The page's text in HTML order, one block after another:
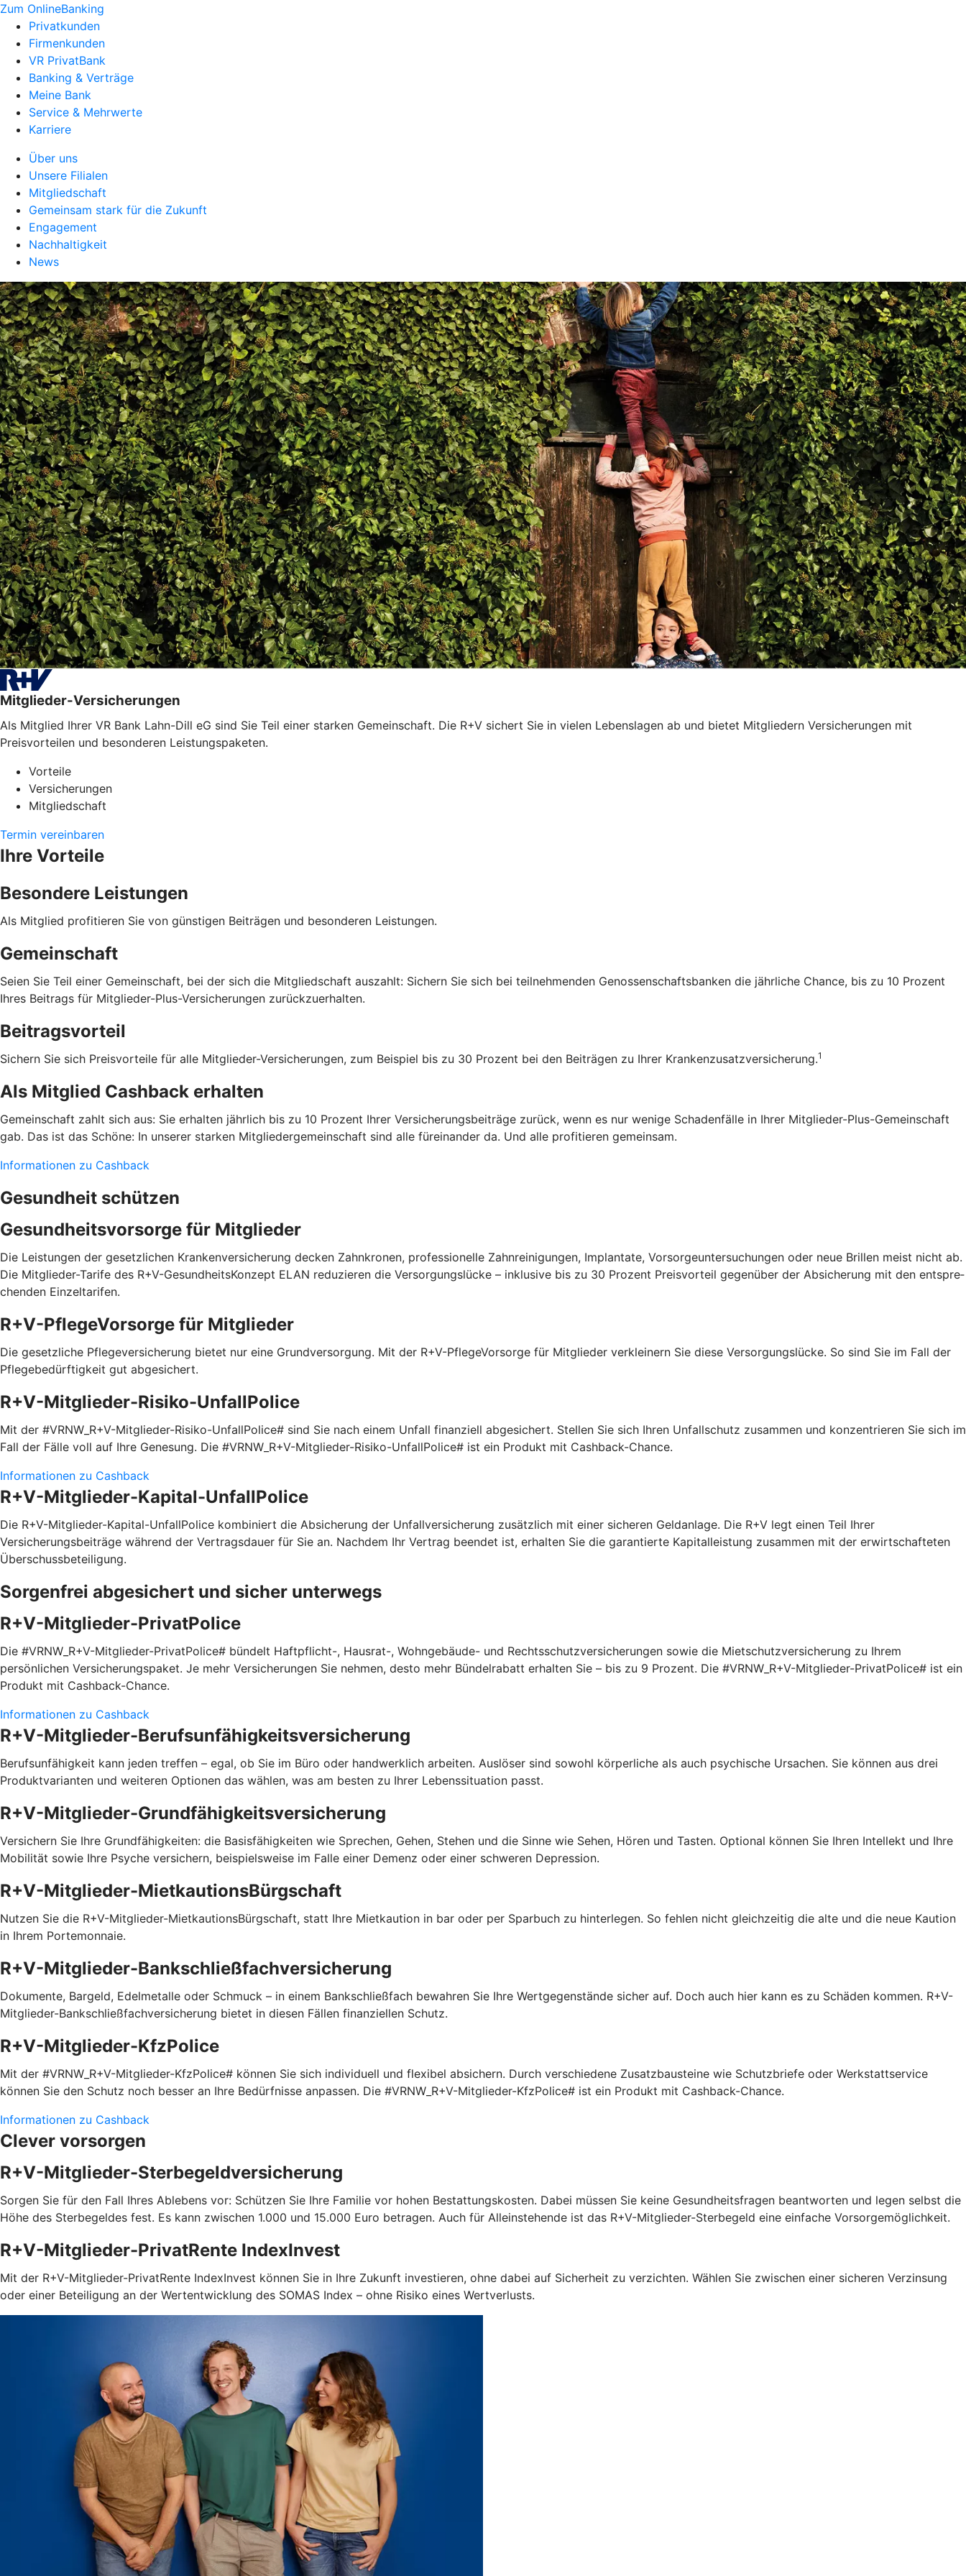
Zum OnlineBanking
Privatkunden
Firmenkunden
VR PrivatBank
Banking & Verträge
Meine Bank
Service & Mehrwerte
Karriere
Über uns
Unsere Filialen
Mitgliedschaft
Gemeinsam stark für die Zukunft
Engagement
Nachhaltigkeit
News
Mitglieder-Versicherungen
Als Mitglied Ihrer VR Bank Lahn-Dill eG sind Sie Teil einer starken Gemeinschaft. Die R+V sichert Sie in vielen Lebenslagen ab und bietet Mitgliedern Versicherungen mit
Preisvorteilen und besonderen Leistungspaketen.
Vorteile
Versicherungen
Mitgliedschaft
Termin vereinbaren
Ihre Vorteile
Besondere Leistungen
Als Mitglied profitieren Sie von günstigen Beiträgen und besonderen Leistungen.
Gemeinschaft
Seien Sie Teil einer Gemeinschaft, bei der sich die Mitgliedschaft auszahlt: Sichern Sie sich bei teilnehmenden Genossenschaftsbanken die jährliche Chance, bis zu 10 Prozent
Ihres Beitrags für Mitglieder-Plus-Versicherungen zurückzuerhalten.
Beitragsvorteil
Sichern Sie sich Preisvorteile für alle Mitglieder-Versicherungen, zum Beispiel bis zu 30 Prozent bei den Beiträgen zu Ihrer Krankenzusatzversicherung.1
Als Mitglied Cashback erhalten
Gemeinschaft zahlt sich aus: Sie erhalten jährlich bis zu 10 Prozent Ihrer Versicherungsbeiträge zurück, wenn es nur wenige Schadenfälle in Ihrer Mitglieder-Plus-Gemeinschaft
gab. Das ist das Schöne: In unserer starken Mitgliedergemeinschaft sind alle füreinander da. Und alle profitieren gemeinsam.
Informationen zu Cashback
Gesundheit schützen
Gesundheitsvorsorge für Mitglieder
Die Leistungen der gesetzlichen Krankenversicherung decken Zahnkronen, professionelle Zahnreinigungen, Implantate, Vorsorgeuntersuchungen oder neue Brillen meist nicht ab.
Die Mitglieder-Tarife des R+V-GesundheitsKonzept ELAN reduzieren die Versorgungslücke – inklusive bis zu 30 Prozent Preis­vorteil gegenüber der Absicherung mit den entspre­
chenden Einzel­tarifen.
R+V-PflegeVorsorge für Mitglieder
Die gesetzliche Pflegeversicherung bietet nur eine Grundversorgung. Mit der R+V-PflegeVorsorge für Mitglieder verkleinern Sie diese Versorgungslücke. So sind Sie im Fall der
Pflegebedürftigkeit gut abgesichert.
R+V-Mitglieder-Risiko-UnfallPolice
Mit der #VRNW_R+V-Mitglieder-Risiko-UnfallPolice# sind Sie nach einem Unfall finanziell abgesichert. Stellen Sie sich Ihren Unfallschutz zusammen und konzentrieren Sie sich im
Fall der Fälle voll auf Ihre Genesung. Die #VRNW_R+V-Mitglieder-Risiko-UnfallPolice# ist ein Produkt mit Cashback-Chance.
Informationen zu Cashback
R+V-Mitglieder-Kapital-UnfallPolice
Die R+V-Mitglieder-Kapital-UnfallPolice kombiniert die Absicherung der Unfallversicherung zusätzlich mit einer sicheren Geldanlage. Die R+V legt einen Teil Ihrer
Versicherungsbeiträge während der Vertragsdauer für Sie an. Nachdem Ihr Vertrag beendet ist, erhalten Sie die garantierte Kapitalleistung zusammen mit der erwirtschafteten
Überschussbeteiligung.
Sorgenfrei abgesichert und sicher unterwegs
R+V-Mitglieder-PrivatPolice
Die #VRNW_R+V-Mitglieder-PrivatPolice# bündelt Haftpflicht-, Hausrat-, Wohngebäude- und Rechtsschutzversicherungen sowie die Mietschutzversicherung zu Ihrem
persönlichen Versicherungspaket. Je mehr Versicherungen Sie nehmen, desto mehr Bündelrabatt erhalten Sie – bis zu 9 Prozent. Die #VRNW_R+V-Mitglieder-PrivatPolice# ist ein
Produkt mit Cashback-Chance.
Informationen zu Cashback
R+V-Mitglieder-Berufsunfähigkeitsversicherung
Berufsunfähigkeit kann jeden treffen – egal, ob Sie im Büro oder handwerklich arbeiten. Auslöser sind sowohl körperliche als auch psychische Ursachen. Sie können aus drei
Produktvarianten und weiteren Optionen das wählen, was am besten zu Ihrer Lebenssituation passt.
R+V-Mitglieder-Grundfähigkeitsversicherung
Versichern Sie Ihre Grundfähigkeiten: die Basisfähigkeiten wie Sprechen, Gehen, Stehen und die Sinne wie Sehen, Hören und Tasten. Optional können Sie Ihren Intellekt und Ihre
Mobilität sowie Ihre Psyche versichern, beispielsweise im Falle einer Demenz oder einer schweren Depression.
R+V-Mitglieder-MietkautionsBürgschaft
Nutzen Sie die R+V-Mitglieder-MietkautionsBürgschaft, statt Ihre Mietkaution in bar oder per Sparbuch zu hinterlegen. So fehlen nicht gleichzeitig die alte und die neue Kaution
in Ihrem Portemonnaie.
R+V-Mitglieder-Bankschließfachversicherung
Dokumente, Bargeld, Edelmetalle oder Schmuck – in einem Bankschließfach bewahren Sie Ihre Wertgegenstände sicher auf. Doch auch hier kann es zu Schäden kommen. R+V-
Mitglieder-Bankschließfachversicherung bietet in diesen Fällen finanziellen Schutz.
R+V-Mitglieder-KfzPolice
Mit der #VRNW_R+V-Mitglieder-KfzPolice# können Sie sich individuell und flexibel absichern. Durch verschiedene Zusatzbausteine wie Schutzbriefe oder Werkstattservice
können Sie den Schutz noch besser an Ihre Bedürfnisse anpassen. Die #VRNW_R+V-Mitglieder-KfzPolice# ist ein Produkt mit Cashback-Chance.
Informationen zu Cashback
Clever vorsorgen
R+V-Mitglieder-Sterbegeldversicherung
Sorgen Sie für den Fall Ihres Ablebens vor: Schützen Sie Ihre Familie vor hohen Bestattungskosten. Dabei müssen Sie keine Gesundheitsfragen beantworten und legen selbst die
Höhe des Sterbegeldes fest. Es kann zwischen 1.000 und 15.000 Euro betragen. Auch für Alleinstehende ist das R+V-Mitglieder-Sterbegeld eine einfache Vorsorgemöglichkeit.
R+V-Mitglieder-PrivatRente IndexInvest
Mit der R+V-Mitglieder-PrivatRente IndexInvest können Sie in Ihre Zukunft investieren, ohne dabei auf Sicherheit zu verzichten. Wählen Sie zwischen einer sicheren Verzinsung
oder einer Beteiligung an der Wertentwicklung des SOMAS Index – ohne Risiko eines Wertverlusts.